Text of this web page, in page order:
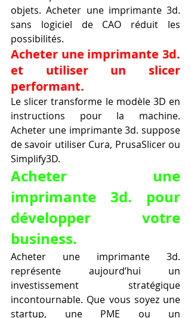
objets. Acheter une imprimante 3d.
sans logiciel de CAO réduit les
possibilités.
Acheter une imprimante 3d.
et utiliser un slicer
performant.
Le slicer transforme le modèle 3D en
instructions pour la machine.
Acheter une imprimante 3d. suppose
de savoir utiliser Cura, PrusaSlicer ou
Simplify3D.
Acheter une
imprimante 3d. pour
développer votre
business.
Acheter une imprimante 3d.
représente aujourd’hui un
investissement stratégique
incontournable. Que vous soyez une
startup, une PME ou un